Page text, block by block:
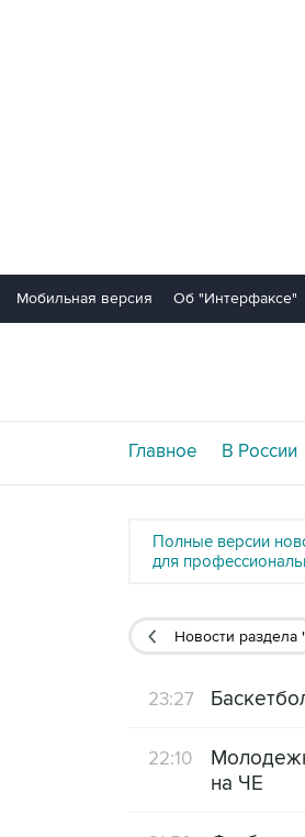
Мобильная версия Об "Интерфаксе"
Главное В России
Полные версии
для
Новости раздела
23:27
22:10
на ЧЕ